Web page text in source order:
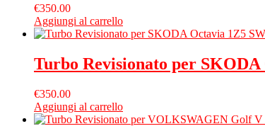
€350.00
Aggiungi al carrello
Turbo Revisionato per
€350.00
Aggiungi al carrello